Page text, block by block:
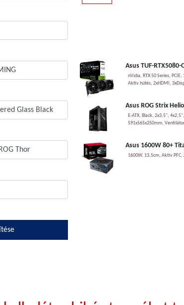
Asus TUF-RTX5080-
nVidia, RTX 50 Series,
Aktív hűtés, 2xHDMI,
Asus ROG Strix
E-ATX, Black, 2x3,5",
591x565x250mm,
Asus 1600W 80+
1600W, 13,5cm, Aktív PFC,